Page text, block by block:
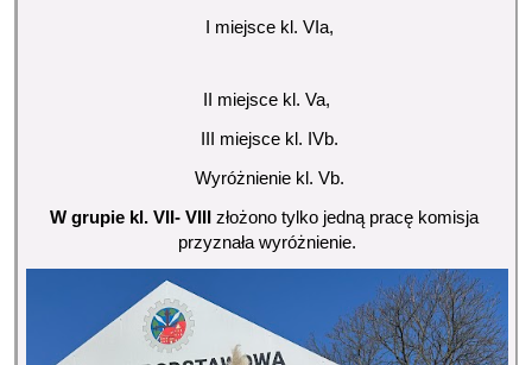
I miejsce kl. VIa,
II miejsce kl. Va,
III miejsce kl. IVb.
Wyróżnienie kl. Vb.
W grupie kl. VII- VIII
złożono tylko jedną pracę komisja
przyznała wyróżnienie.